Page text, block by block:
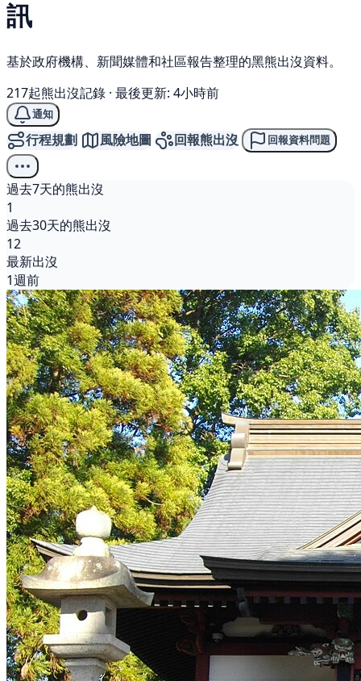
訊
基於政府機構、新聞媒體和社區報告整理的黑熊出沒資料。
217起熊出沒記錄 · 最後更新: 4小時前
通知
行程規劃 風險地圖 回報熊出沒 回報資料問題
過去7天的熊出沒
1
過去30天的熊出沒
12
最新出沒
1週前